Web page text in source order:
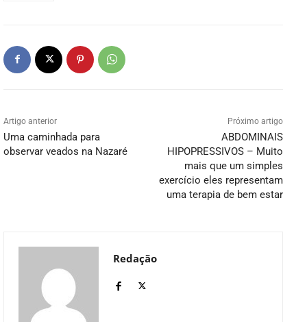
Artigo anterior
Uma caminhada para
observar veados na Nazaré
Próximo artigo
ABDOMINAIS
HIPOPRESSIVOS – Muito
mais que um simples
exercício eles representam
uma terapia de bem estar
Redação